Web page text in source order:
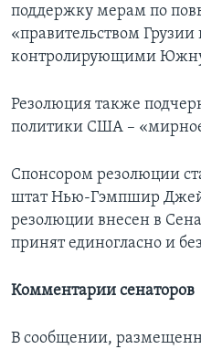
поддержку мерам по
«правительством Грузии
контролирующими
Резолюция также
политики США –
Спонсором резолюции
штат Нью-Гэмпшир
резолюции внесен в
принят единогласно и
Комментарии cенаторов
В сообщении,